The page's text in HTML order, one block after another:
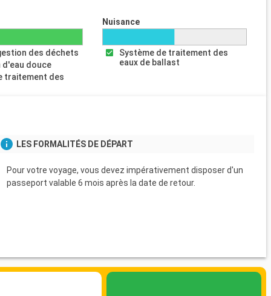
des déchets
douce
traitement des
Nuisance
Système de traitement des
eaux de ballast
LES FORMALITÉS DE DÉPART
Pour votre voyage, vous devez impérativement disposer d'un
passeport valable 6 mois après la date de retour.